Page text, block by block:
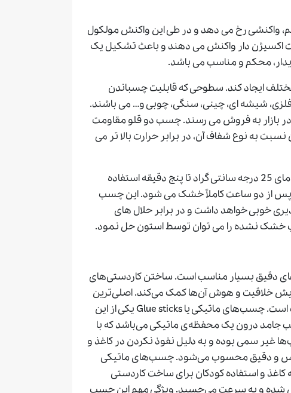
واکنشی رخ می دهد و در طی این واکنش مولکول
اکسیژن دار واکنش می دهند و باعث تشکیل یک
محکم و مناسب می باشد.
ایجاد کند. سطوحی که قابلیت چسباندن
شیشه ای، چینی، سنگی، چوبی و… می باشند.
بازار به فروش می رسند. چسب دو قلو مقاومت
به نوع شفاف آن، در برابر حرارت بالا تر می
چسب دو قلو را می توان پس از مخلوط نمودن در دمای 25 درجه سانتی گراد تا پنج دقیقه استفاده
پس از دو ساعت کاملاً خشک می شود. این چسب
خوبی خواهد داشت و در برابر حلال های
خشک نشده را می توان توسط استون حل نمود.
دقیق بسیار مناسب است. ساختن کاردستی‌های
خلاقیت و هوش آن‌ها کمک می‌کند. اصلی‌ترین
ابزار برای ساخت کاردستی انتخاب یک چسب مناسب است. چسب‌های ماتیکی یا Glue sticks یکی از این
درون یک محفظه‌ی ماتیکی می‌باشد که با
سمی بوده و به دلیل نفوذ نکردن در کاغذ و
و دقیق محسوب می‌شود. چسب‌های ماتیکی
کاغذ و استفاده کودکان برای ساخت کاردستی
شده و به سرعت می‌چسبد. ویژگی مهم این چسب